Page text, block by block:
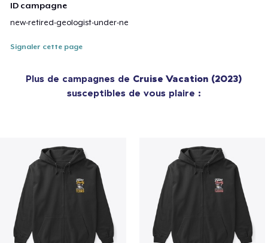
ID campagne
new-retired-geologist-under-ne
Signaler cette page
Plus de campagnes de Cruise Vacation (2023)
susceptibles de vous plaire :